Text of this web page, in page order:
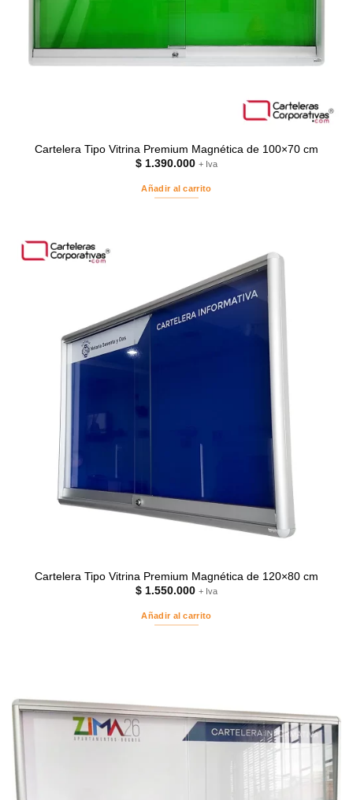
Cartelera Tipo Vitrina Premium Magnética de 100×70 cm
$ 1.390.000 + Iva
Añadir al carrito
Cartelera Tipo Vitrina Premium Magnética de 120×80 cm
$ 1.550.000 + Iva
Añadir al carrito